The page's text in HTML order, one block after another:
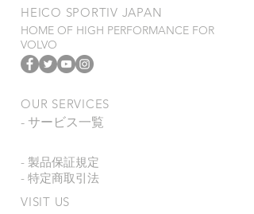
​HEICO SPORTIV JAPAN
HOME OF HIGH PERFORMANCE FOR
VOLVO
OUR SERVICES
- サービス一覧
- 製品保証規定
- 特定商取引法
VISIT US